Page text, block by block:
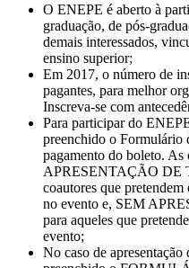
O ENEPE é aberto à
graduação, de pós-
demais interessados,
ensino superior;
Em 2017, o número de
pagantes, para melhor
Inscreva-se com
Para participar do
preenchido o Formulário
pagamento do boleto.
APRESENTAÇÃO DE
coautores que
no evento e, SEM
para aqueles que
evento;
No caso de